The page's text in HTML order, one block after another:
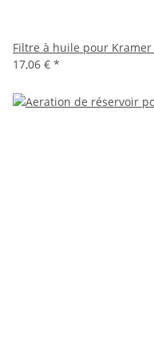
Filtre à huile pour Kramer
17,06 € *